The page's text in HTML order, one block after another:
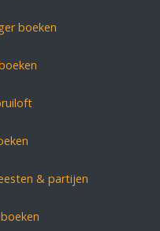
boeken
& partijen